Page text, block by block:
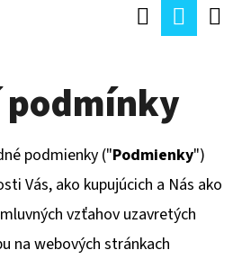
Hledat
podmínky
podmienky ("Podmienky")
Vás, ako kupujúcich a Nás ako
vzťahov uzavretých
na webových stránkach